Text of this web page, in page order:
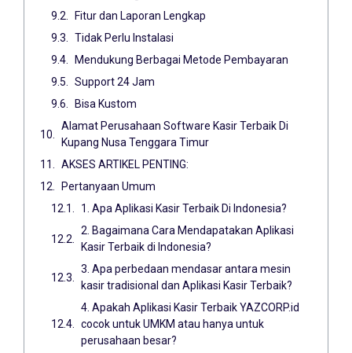
Fitur dan Laporan Lengkap
Tidak Perlu Instalasi
Mendukung Berbagai Metode Pembayaran
Support 24 Jam
Bisa Kustom
Alamat Perusahaan Software Kasir Terbaik Di
Kupang Nusa Tenggara Timur
AKSES ARTIKEL PENTING:
Pertanyaan Umum
1. Apa Aplikasi Kasir Terbaik Di Indonesia?
2. Bagaimana Cara Mendapatakan Aplikasi
Kasir Terbaik di Indonesia?
3. Apa perbedaan mendasar antara mesin
kasir tradisional dan Aplikasi Kasir Terbaik?
4. Apakah Aplikasi Kasir Terbaik YAZCORP.id
cocok untuk UMKM atau hanya untuk
perusahaan besar?